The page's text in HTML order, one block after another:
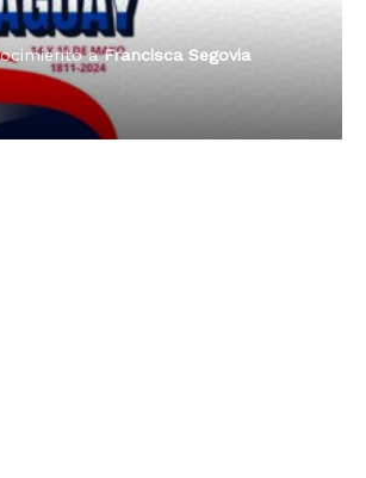
Dama de Oro 2024
aFrancisca Segovia